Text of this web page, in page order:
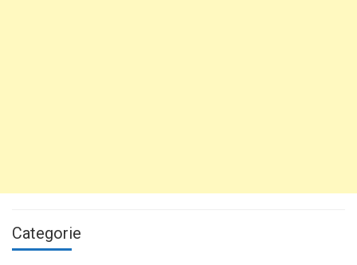
Categorie